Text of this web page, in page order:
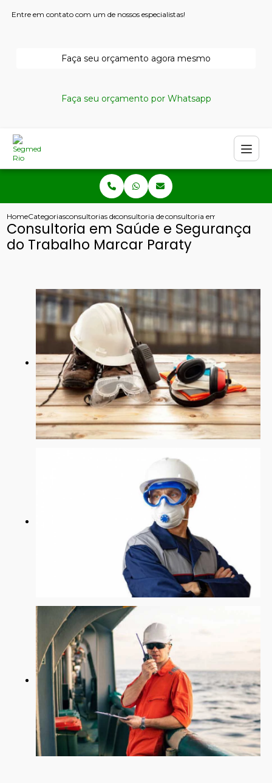
Entre em contato com um de nossos especialistas!
Faça seu orçamento agora mesmo
Faça seu orçamento por Whatsapp
HomeCategoriasconsultorias de seguranca do trabalho
consultoria de seguranca do trabalho
consultoria em saude e
Consultoria em Saúde e Segurança
do Trabalho Marcar Paraty